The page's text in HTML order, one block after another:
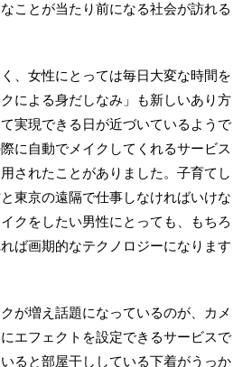
ことが当たり前になる社会が訪れる
、女性にとっては毎日大変な時間を
による身だしなみ」も新しいあり方
実現できる日が近づいているようで
に自動でメイクしてくれるサービス
されたことがありました。子育てし
東京の遠隔で仕事しなければいけな
クをしたい男性にとっても、もちろ
ば画期的なテクノロジーになります
が増え話題になっているのが、カメ
エフェクトを設定できるサービスで
ると部屋干ししている下着がうっか